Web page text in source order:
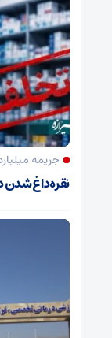
جریمه
نقره‌داغ شدن